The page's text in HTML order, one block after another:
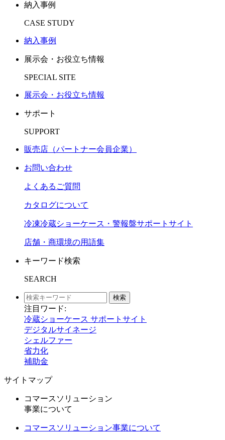
納入事例
CASE STUDY
納入事例
展示会・お役立ち情報
SPECIAL SITE
展示会・お役立ち情報
サポート
SUPPORT
販売店（パートナー会員企業）
お問い合わせ
よくあるご質問
カタログについて
冷凍冷蔵ショーケース・警報盤サポートサイト
店舗・商環境の用語集
キーワード検索
SEARCH
検索
注目ワード:
冷蔵ショーケース サポートサイト
デジタルサイネージ
シェルファー
省力化
補助金
サイトマップ
コマースソリューション
事業について
コマースソリューション事業について